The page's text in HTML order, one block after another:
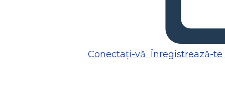
Conectați-vă Înregistrează-te